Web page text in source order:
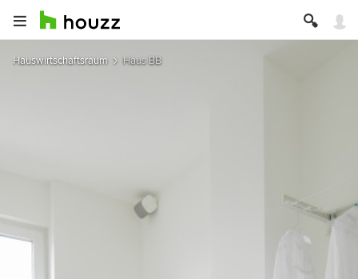
Hauswirtschaftsraum Haus BB